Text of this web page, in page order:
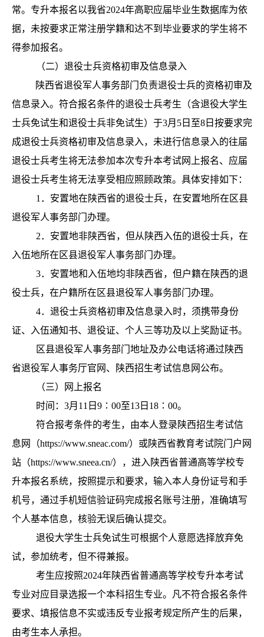
常。专升本报名以我省2024年高职应届毕业生数据库为依
据，未按要求正常注册学籍和达不到毕业要求的学生将不
得参加报名。
（二）退役士兵资格初审及信息录入
陕西省退役军人事务部门负责退役士兵的资格初审及
信息录入。符合报名条件的退役士兵考生（含退役大学生
士兵免试生和退役士兵非免试生）于3月5日至8日按要求完
成退役士兵资格初审及信息录入，未进行信息录入的往届
退役士兵考生将无法参加本次专升本考试网上报名、应届
退役士兵考生将无法享受相应照顾政策。具体安排如下：
1．安置地在陕西省的退役士兵，在安置地所在区县
退役军人事务部门办理。
2．安置地非陕西省，但从陕西入伍的退役士兵，在
入伍地所在区县退役军人事务部门办理。
3．安置地和入伍地均非陕西省，但户籍在陕西的退
役士兵，在户籍所在区县退役军人事务部门办理。
4．退役士兵资格初审及信息录入时，须携带身份
证、入伍通知书、退役证、个人三等功及以上奖励证书。
区县退役军人事务部门地址及办公电话将通过陕西
省退役军人事务厅官网、陕西招生考试信息网公布。
（三）网上报名
时间：3月11日9∶00至13日18∶00。
符合报考条件的考生，由本人登录陕西招生考试信
息网（https://www.sneac.com/）或陕西省教育考试院门户网
站（https://www.sneea.cn/），进入陕西省普通高等学校专
升本报名系统，按照提示和要求，输入本人身份证号和手
机号，通过手机短信验证码完成报名账号注册，准确填写
个人基本信息，核验无误后确认提交。
退役大学生士兵免试生可根据个人意愿选择放弃免
试，参加统考，但不得兼报。
考生应按照2024年陕西省普通高等学校专升本考试
专业对应目录选报一个本科招生专业。凡不符合报名条件
要求、填报信息不实或违反专业报考规定所产生的后果，
由考生本人承担。